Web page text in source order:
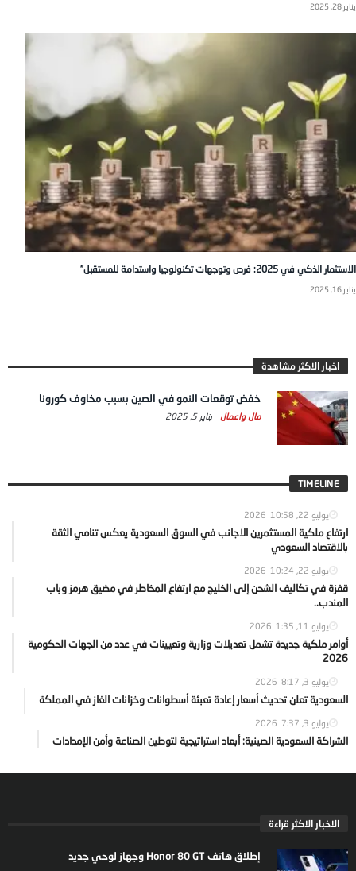
يناير 28, 2025
الاستثمار الذكي في 2025: فرص وتوجهات تكنولوجيا واستدامة للمستقبل”
يناير 16, 2025
اخبار الاكثر مشاهدة
خفض توقعات النمو في الصين بسبب مخاوف كورونا
مال واعمال يناير 5, 2025
TIMELINE
يوليو 22, 2026 10:58
ارتفاع ملكية المستثمرين الاجانب في السوق السعودية يعكس تنامي الثقة
بالاقتصاد السعودي
يوليو 22, 2026 10:24
قفزة في تكاليف الشحن إلى الخليج مع ارتفاع المخاطر في مضيق هرمز وباب
المندب..
يوليو 11, 2026 1:35
أوامر ملكية جديدة تشمل تعديلات وزارية وتعيينات في عدد من الجهات الحكومية
2026
يوليو 3, 2026 8:17
السعودية تعلن تحديث أسعار إعادة تعبئة أسطوانات وخزانات الغاز في المملكة
يوليو 3, 2026 7:37
الشراكة السعودية الصينية: أبعاد استراتيجية لتوطين الصناعة وأمن الإمدادات
الاخبار الاكثر قراءة
إطلاق هاتف Honor 80 GT وجهاز لوحي جديد